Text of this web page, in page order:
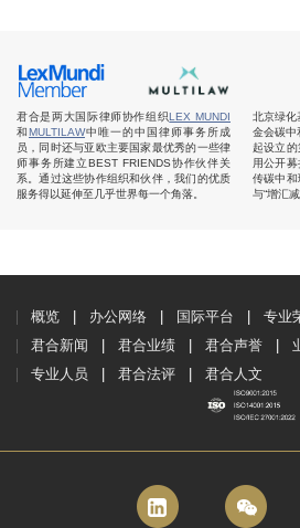
君合是两大国际律师协作组织LEX MUNDI
和MULTILAW中唯一的中国律师事务所成
员，同时还与亚欧主要国家最优秀的一些律
师事务所建立BEST FRIENDS协作伙伴关
系。通过这些协作组织和伙伴，我们的优质
服务得以延伸至几乎世界每一个角落。
北京绿化
金会碳中
起设立
用公开
传碳中
与“增汇
概览 办公网络 国际平台 专业
君合新闻
君合业绩 君合声誉
专业人员
君合法评 君合人文